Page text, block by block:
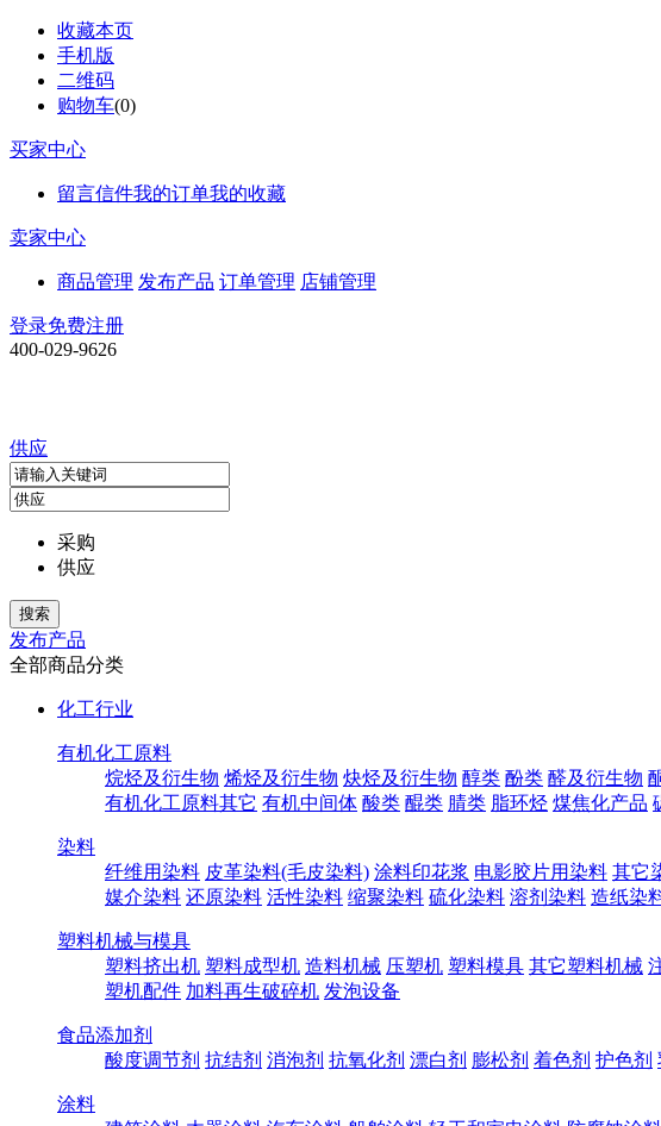
收藏本页
手机版
二维码
购物车(0)
买家中心
留言信件我的订单我的收藏
卖家中心
商品管理 发布产品 订单管理 店铺管理
登录免费注册
400-029-9626
供应
采购
供应
发布产品
全部商品分类
化工行业
有机化工原料
烷烃及衍生物 烯烃及衍生物 炔烃及衍生物 醇类 酚类 醛及衍生物
有机化工原料其它 有机中间体 酸类 醌类 腈类 脂环烃 煤焦化产品
染料
纤维用染料 皮革染料(毛皮染料) 涂料印花浆 电影胶片用染料 其它
媒介染料 还原染料 活性染料 缩聚染料 硫化染料 溶剂染料 造纸染
塑料机械与模具
塑料挤出机 塑料成型机 造料机械 压塑机 塑料模具 其它塑料机械
塑机配件 加料再生破碎机 发泡设备
食品添加剂
酸度调节剂 抗结剂 消泡剂 抗氧化剂 漂白剂 膨松剂 着色剂 护色剂
涂料